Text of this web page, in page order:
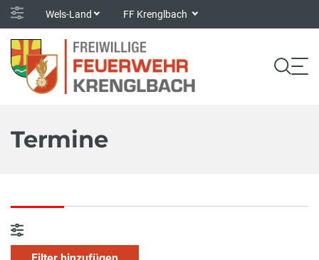
Wels-Land FF Krenglbach
Termine